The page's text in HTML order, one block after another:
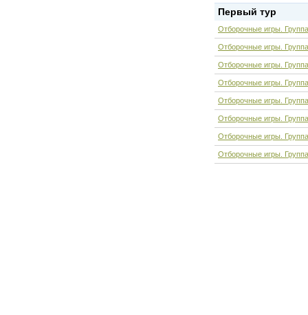
Первый тур
Отборочные игры.
Отборочные игры.
Отборочные игры.
Отборочные игры.
Отборочные игры.
Отборочные игры.
Отборочные игры.
Отборочные игры.